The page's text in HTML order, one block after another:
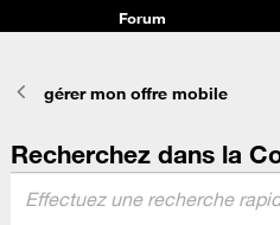
Forum
gérer mon offre mobile
Recherchez dans la